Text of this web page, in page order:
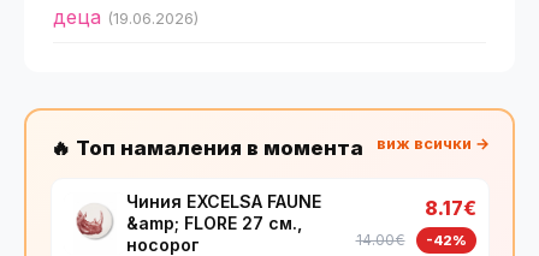
деца (19.06.2026)
🔥 Топ намаления в момента виж всички →
Чиния EXCELSA FAUNE
&amp; FLORE 27 см.,
носорог
8.17€
14.00€ -42%